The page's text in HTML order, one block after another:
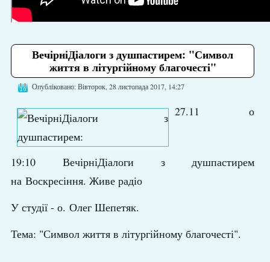
ВечірніДіалоги з душпастирем: "Символ
життя в літургійному благочесті"
Опубліковано: Вівторок, 28 листопада 2017, 14:27
27.11 о
19:10 ВечірніДіалоги з душпастирем
на Воскресіння. Живе радіо
У студії - о. Олег Шепетяк.
Тема: "Символ життя в літургійному благочесті".